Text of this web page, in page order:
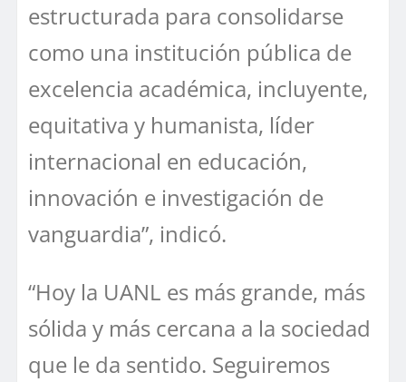
estructurada para consolidarse
como una institución pública de
excelencia académica, incluyente,
equitativa y humanista, líder
internacional en educación,
innovación e investigación de
vanguardia”, indicó.
“Hoy la UANL es más grande, más
sólida y más cercana a la sociedad
que le da sentido. Seguiremos